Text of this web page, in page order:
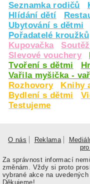
Seznamka rodičů
Hlídání dětí
Ubytování s dětmi
Pořadatelé kroužků
Kupovačka
Slevové vouchery
Tvoření s dětmi
Vařila myšička -
Rozhovory
Knihy
Bydlení s dětmi
Testujeme
O nás Reklama
Za správnost informací
změnám. Vždy si proto
vybrané akce na
Děkujeme!